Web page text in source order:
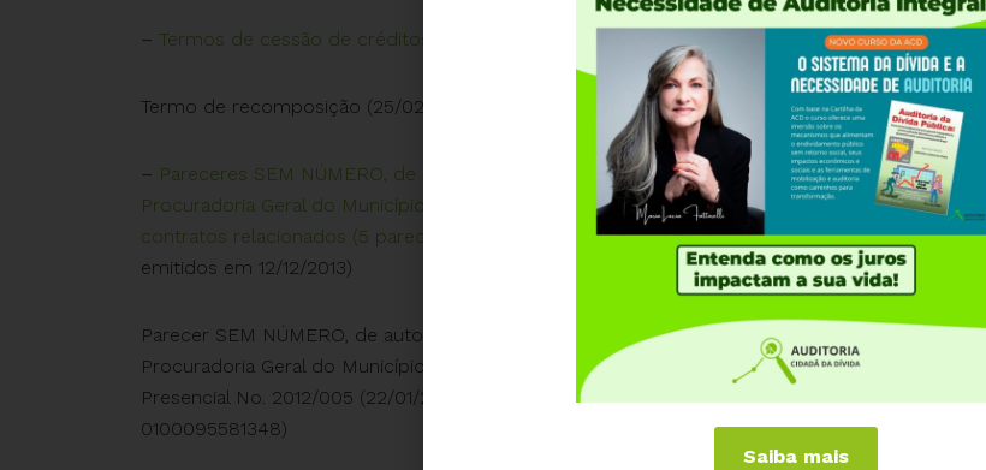
– Termos de cessão de créditos
Termo de recomposição (25/02/2016)
– Pareceres SEM NÚMERO, de autoria de Carolina Dolabela Feitosa Chagas, expedidos pela
Procuradoria Geral do Município, sobre a Operação de Cessão de Direitos Creditórios e alguns
contratos relacionados (5 pareceres)
(Diversas datas: 27/05/2013, 05/06/2013 e três pareceres
emitidos em 12/12/2013)
Parecer SEM NÚMERO, de autoria de Carolina Dolabela Feitosa Chagas, expedido pela
Procuradoria Geral do Município, sobre a dispensa de processo licitatório e utilização de Pregão
Presencial No. 2012/005 (22/01/2013) – (Página 88/147 a 95/147 do Volume 1 do Processo
0100095581348)
Saiba mais